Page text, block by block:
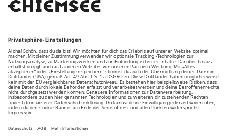
Family
Unsere Vorteile
Unsere Partner